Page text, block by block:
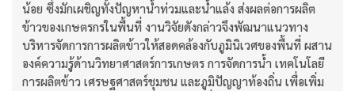
น้อย ซึ่งมักเผชิญทั้งปัญหาน้ำท่วมและน้ำแล้ง ส่งผลต่อการผลิต
ข้าวของเกษตรกรในพื้นที่ งานวิจัยดังกล่าวจึงพัฒนาแนวทาง
บริหารจัดการการผลิตข้าวให้สอดคล้องกับภูมินิเวศของพื้นที่ ผสาน
องค์ความรู้ด้านวิทยาศาสตร์การเกษตร การจัดการน้ำ เทคโนโลยี
การผลิตข้าว เศรษฐศาสตร์ชุมชน และภูมิปัญญาท้องถิ่น เพื่อเพิ่ม